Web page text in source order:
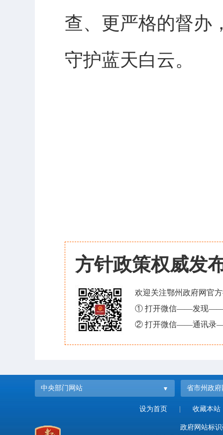
查、更严格的督办
守护蓝天白云。
方针政策权威发
欢迎关注鄂州政府网官
① 打开微信——发现——
② 打开微信——通讯录
中央部门网站 省市州政府
设为首页 收藏本站
政府网站标